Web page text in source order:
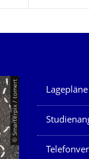
© Smarterpix / tomert Unsere
Lagepläne